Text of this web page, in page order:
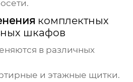
комплектных
шкафов
в различных
и этажные щитки.